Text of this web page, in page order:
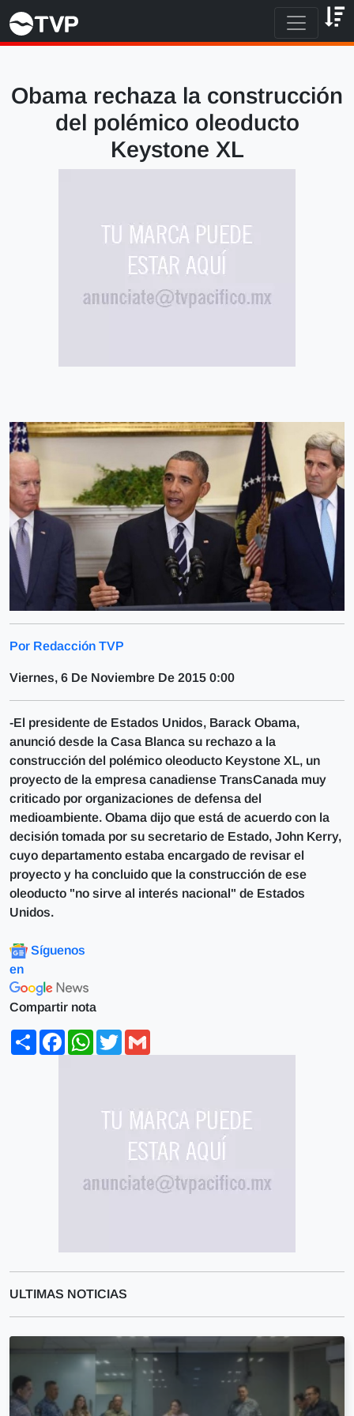
Obama rechaza la construcción
del polémico oleoducto
Keystone XL
Por Redacción TVP
Viernes, 6 De Noviembre De 2015 0:00
-El presidente de Estados Unidos, Barack Obama,
anunció desde la Casa Blanca su rechazo a la
construcción del polémico oleoducto Keystone XL, un
proyecto de la empresa canadiense TransCanada muy
criticado por organizaciones de defensa del
medioambiente. Obama dijo que está de acuerdo con la
decisión tomada por su secretario de Estado, John Kerry,
cuyo departamento estaba encargado de revisar el
proyecto y ha concluido que la construcción de ese
oleoducto "no sirve al interés nacional" de Estados
Unidos.
Síguenos
en
Compartir nota
ShareFacebookWhatsApp
Twitter
ULTIMAS NOTICIAS